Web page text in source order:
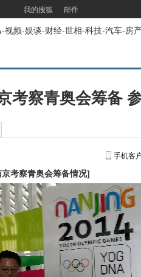
我的搜狐 邮件
-视频-娱谈-财经-世相-科技-汽车-房
考察青奥会筹备
手机客
京考察青奥会筹备情况]